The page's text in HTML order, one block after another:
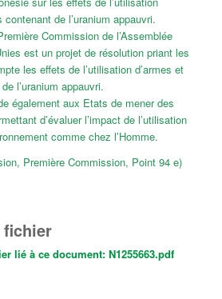
de l’uranium appauvri.
Commission de l’Assemblée
est un projet de résolution priant les
les effets de l’utilisation d’armes et
l’uranium appauvri.
également aux Etats de mener des
d’évaluer l’impact de l’utilisation
comme chez l’Homme.
Première Commission, Point 94 e)
fichier
lié à ce document: N1255663.pdf